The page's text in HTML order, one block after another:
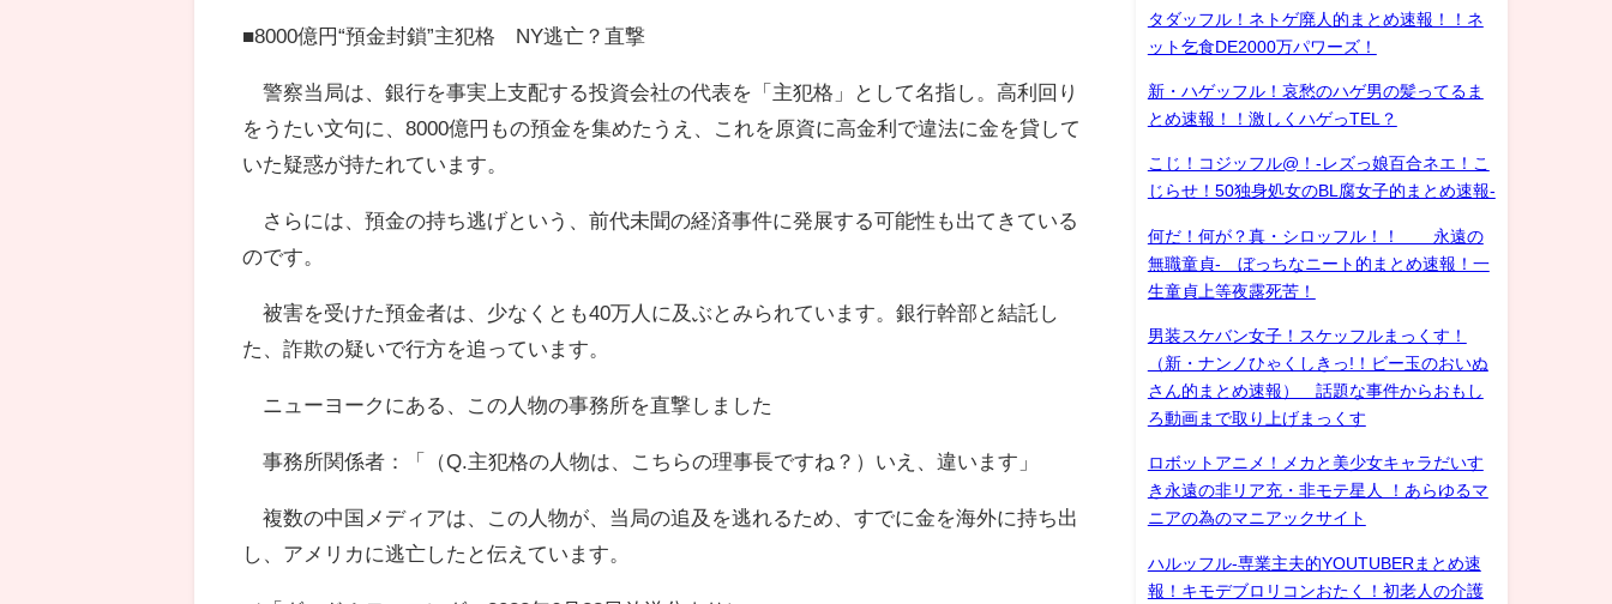
■8000億円“預金封鎖”主犯格 NY逃亡？直撃
警察当局は、銀行を事実上支配する投資会社の代表を「主犯格」として名指し。高利回り
をうたい文句に、8000億円もの預金を集めたうえ、これを原資に高金利で違法に金を貸して
いた疑惑が持たれています。
さらには、預金の持ち逃げという、前代未聞の経済事件に発展する可能性も出てきている
のです。
被害を受けた預金者は、少なくとも40万人に及ぶとみられています。銀行幹部と結託し
た、詐欺の疑いで行方を追っています。
ニューヨークにある、この人物の事務所を直撃しました
事務所関係者：「（Q.主犯格の人物は、こちらの理事長ですね？）いえ、違います」
複数の中国メディアは、この人物が、当局の追及を逃れるため、すでに金を海外に持ち出
し、アメリカに逃亡したと伝えています。
タダッフル！ネトゲ廃人的まとめ速報！！ネ
ット乞食DE2000万パワーズ！
新・ハゲッフル！哀愁のハゲ男の髪ってるま
とめ速報！！激しくハゲっTEL？
こじ！コジッフル@！-レズっ娘百合ネエ！こ
じらせ！50独身処女のBL腐女子的まとめ速報-
何だ！何が？真・シロッフル！！ 永遠の
無職童貞- ぼっちなニート的まとめ速報！一
生童貞上等夜露死苦！
男装スケバン女子！スケッフルまっくす！
（新・ナンノひゃくしきっ!！ビー玉のおいぬ
さん的まとめ速報） 話題な事件からおもし
ろ動画まで取り上げまっくす
ロボットアニメ！メカと美少女キャラだいす
き永遠の非リア充・非モテ星人 ！あらゆるマ
ニアの為のマニアックサイト
ハルッフル-専業主夫的YOUTUBERまとめ速
報！キモデブロリコンおたく！初老人の介護